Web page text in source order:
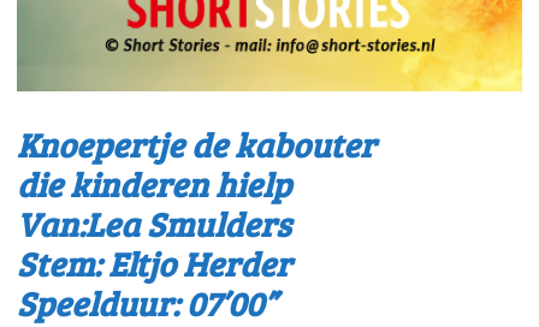
Knoepertje de kabouter
die kinderen hielp
Van:Lea Smulders
Stem: Eltjo Herder
Speelduur: 07’00”